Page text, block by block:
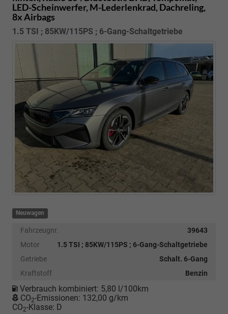
LED-Scheinwerfer, M-Lederlenkrad, Dachreling,
8x Airbags
1.5 TSI ; 85KW/115PS ; 6-Gang-Schaltgetriebe
Neuwagen
Fahrzeugnr.
39643
Motor
1.5 TSI ; 85KW/115PS ; 6-Gang-Schaltgetriebe
Getriebe
Schalt. 6-Gang
Kraftstoff
Benzin
Verbrauch kombiniert: 5,80 l/100km
CO2-Emissionen: 132,00 g/km
CO2-Klasse: D